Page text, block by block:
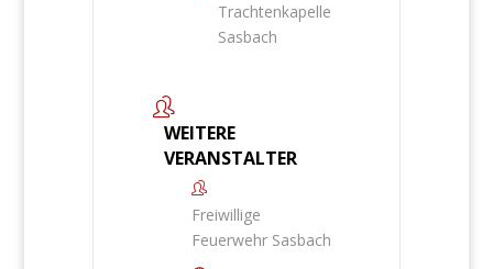
Trachtenkapelle
Sasbach
WEITERE
VERANSTALTER
Freiwillige
Feuerwehr Sasbach